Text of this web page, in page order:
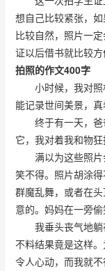
想自己比较紧张，
比较自然，照片一
证以后借书就比较方
拍照的作文400字
小时候，我对照
能记录世间美景，真
终于有一天，爸
它，我对着我和物狂
满以为这些照片
笑不得。照片胡涂
群魔乱舞，或者在
意的。妈妈在一旁
我垂头丧气地躺
不料结果竟是这样
令人心动，而我就